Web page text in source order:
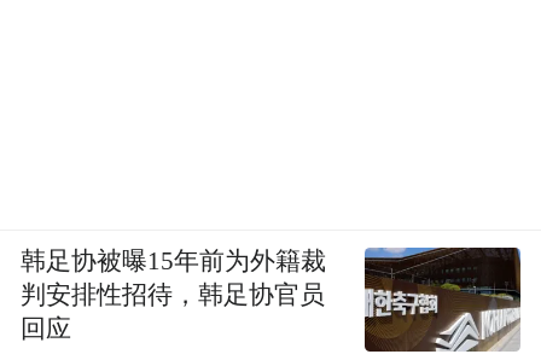
韩足协被曝15年前为外籍裁
判安排性招待，韩足协官员
回应